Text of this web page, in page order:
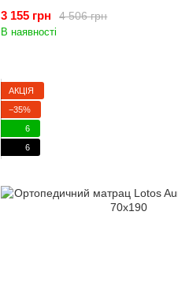
4 506 грн
3 155 грн
В наявності
АКЦІЯ
−35%
6
6